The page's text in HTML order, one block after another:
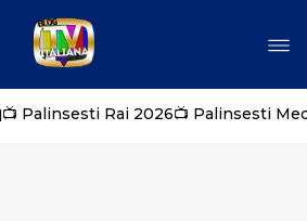
📺 Palinsesti Rai 2026📺 Palinsesti